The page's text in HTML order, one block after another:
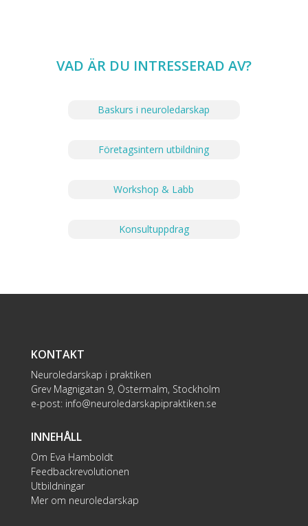
VAD ÄR DU INTRESSERAD AV?
Baskurs i neuroledarskap
Företagsintern utbildning
Workshop & Labb
Konsultuppdrag
KONTAKT
Neuroledarskap i praktiken
Grev Magnigatan 9, Östermalm, Stockholm
e-post: info@neuroledarskapipraktiken.se
INNEHÅLL
Om Eva Hamboldt
Feedbackrevolutionen
Utbildningar
Mer om neuroledarskap